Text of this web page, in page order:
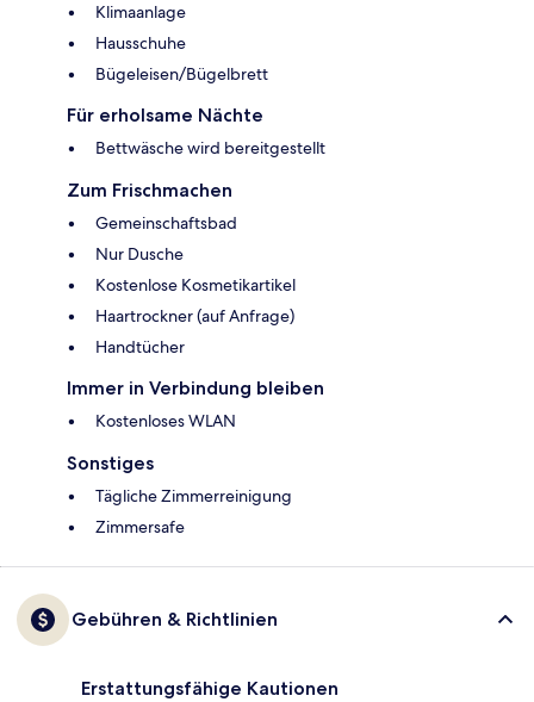
Klimaanlage
Hausschuhe
Bügeleisen/Bügelbrett
Für erholsame Nächte
Bettwäsche wird bereitgestellt
Zum Frischmachen
Gemeinschaftsbad
Nur Dusche
Kostenlose Kosmetikartikel
Haartrockner (auf Anfrage)
Handtücher
Immer in Verbindung bleiben
Kostenloses WLAN
Sonstiges
Tägliche Zimmerreinigung
Zimmersafe
Gebühren & Richtlinien
Erstattungsfähige Kautionen